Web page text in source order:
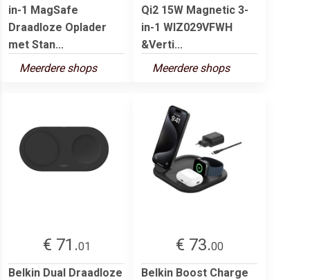
in-1 MagSafe
Draadloze Oplader
met Stan...
Meerdere shops
Qi2 15W Magnetic 3-
in-1 WIZ029VFWH
&Verti...
Meerdere shops
€ 71.01
Belkin Dual Draadloze
€ 73.00
Belkin Boost Charge